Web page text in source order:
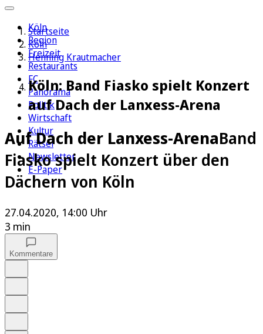
Köln
Region
Freizeit
Restaurants
FC
Panorama
Politik
Wirtschaft
Kultur
Rätsel
Newsletter
E-Paper
Startseite
Köln
Henning Krautmacher
Köln: Band Fiasko spielt Konzert
auf Dach der Lanxess-Arena
Auf Dach der Lanxess-ArenaBand
Fiasko spielt Konzert über den
Dächern von Köln
27.04.2020, 14:00 Uhr
3 min
Kommentare